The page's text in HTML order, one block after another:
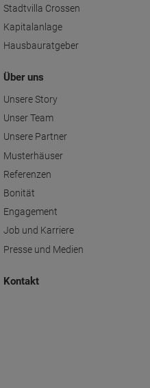
Stadtvilla Crossen
Kapitalanlage
Hausbauratgeber
Über uns
Unsere Story
Unser Team
Unsere Partner
Musterhäuser
Referenzen
Bonität
Engagement
Job und Karriere
Presse und Medien
Kontakt